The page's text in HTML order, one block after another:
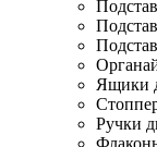
Ящики
Ручки